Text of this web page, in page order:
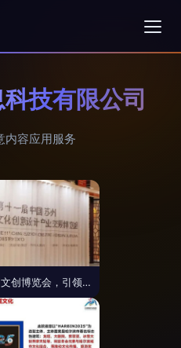
技有限公司
内容应用服务
丰链科技亮相苏州文创博览会，引领数字文化创意应用新浪潮